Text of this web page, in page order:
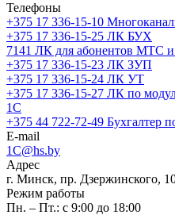
Телефоны
+375 17 336-15-10
+375 17 336-15-25 ЛК БУХ
7141 ЛК для абонентов МТС и
+375 17 336-15-23 ЛК ЗУП
+375 17 336-15-24 ЛК УТ
+375 17 336-15-27 ЛК по
1С
+375 44 722-72-49 Бухгалтер
E-mail
1C@hs.by
Адрес
г. Минск, пр. Дзержинского,
Режим работы
Пн. – Пт.: с 9:00 до 18:00